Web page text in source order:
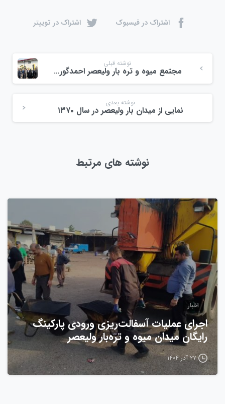
اشتراک در فیسبوک اشتراک در توییتر
نوشته قبلی
مجتمع میوه و تره بار ولیعصر احمدگوراب رشت
نوشته بعدی
نمایی از میدان بار ولیعصر در سال ۱۳۷۰
نوشته های مرتبط
اخبار
اجرای عملیات آسفالت‌ریزی ورودی پارکینگ
رایگان میدان میوه و تره‌بار ولیعصر
۲۷ آذر ۱۴۰۴